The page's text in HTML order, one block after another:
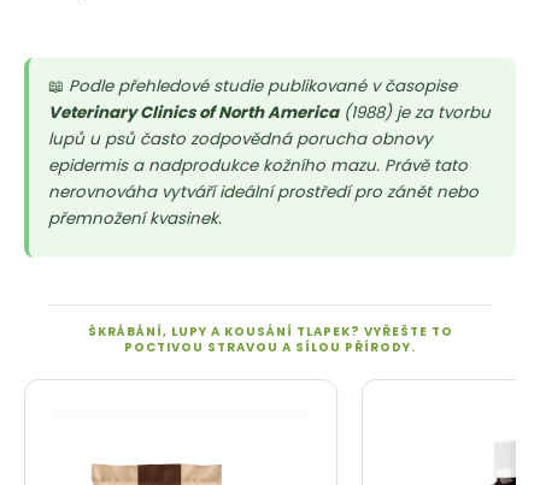
📖 Podle přehledové studie publikované v časopise
Veterinary Clinics of North America(1988) je za tvorbu
lupů u psů často zodpovědná porucha obnovy
epidermis a nadprodukce kožního mazu. Právě tato
nerovnováha vytváří ideální prostředí pro zánět nebo
přemnožení kvasinek.